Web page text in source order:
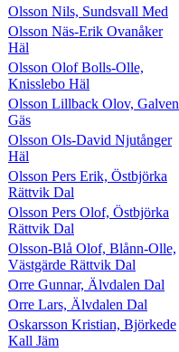
Olsson Nils, Sundsvall Med
Olsson Näs-Erik Ovanåker
Häl
Olsson Olof Bolls-Olle,
Knisslebo Häl
Olsson Lillback Olov, Galven
Gäs
Olsson Ols-David Njutånger
Häl
Olsson Pers Erik, Östbjörka
Rättvik Dal
Olsson Pers Olof, Östbjörka
Rättvik Dal
Olsson-Blå Olof, Blånn-Olle,
Västgärde Rättvik Dal
Orre Gunnar, Älvdalen Dal
Orre Lars, Älvdalen Dal
Oskarsson Kristian, Björkede
Kall Jäm